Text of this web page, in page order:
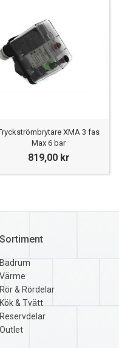
XMA 3 fas
Max 6 bar
819,00 kr
Sortiment
Badrum
Värme
Rör & Rördelar
Kök & Tvätt
Reservdelar
Outlet